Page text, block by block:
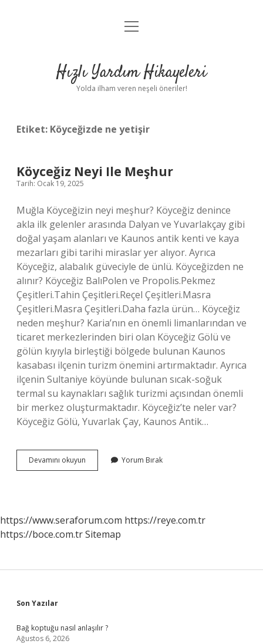
Anasayfa
Yasal Uyarı
menüyü
Hızlı Yardım Hikayeleri
Yolda ilham veren neşeli öneriler!
Etiket: Köyceğizde ne yetişir
Köyceğiz Neyi Ile Meşhur
Tarih: Ocak 19, 2025
Muğla Köyceğizin neyi meşhur? Köyceğiz denince
akla ilk gelenler arasında Dalyan ve Yuvarlakçay gibi
doğal yaşam alanları ve Kaunos antik kenti ve kaya
mezarları gibi tarihi miraslar yer alıyor. Ayrıca
Köyceğiz, alabalık güveciyle de ünlü. Köyceğizden ne
alınır? Köyceğiz BalıPolen ve Propolis.Pekmez
Çeşitleri.Tahin Çeşitleri.Reçel Çeşitleri.Masra
Çeşitleri.Masra Çeşitleri.Daha fazla ürün… Köyceğiz
neden meşhur? Karia’nın en önemli limanlarından ve
ticaret merkezlerinden biri olan Köyceğiz Gölü ve
gölün kıyıyla birleştiği bölgede bulunan Kaunos
kasabası ilçenin turizm önemini artırmaktadır. Ayrıca
ilçenin Sultaniye köyünde bulunan sıcak-soğuk
termal su kaynakları sağlık turizmi açısından önemli
bir merkez oluşturmaktadır. Köyceğiz’te neler var?
Köyceğiz Gölü, Yuvarlak Çay, Kaunos Antik…
Devamını okuyun Köyceğiz
Neyi
Yorum Bırak
https://www.seraforum.com https://reye.com.tr
https://boce.com.trSitemap
Sidebar
Son Yazılar
Bağ koptuğu nasıl anlaşılır ?
Ağustos 6, 2026